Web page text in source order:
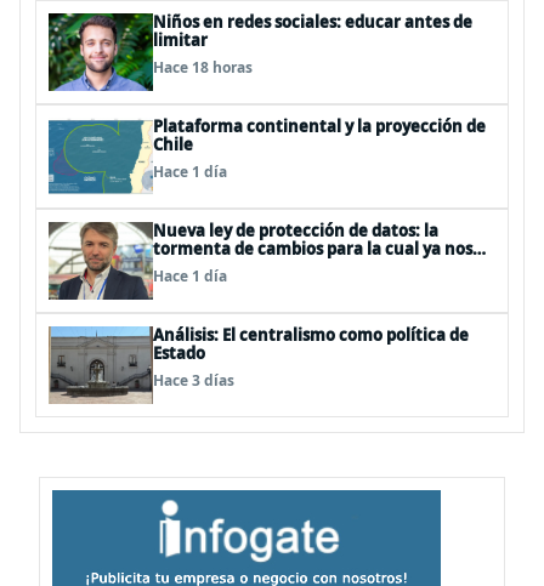
Niños en redes sociales: educar antes de
limitar
Hace 18 horas
Plataforma continental y la proyección de
Chile
Hace 1 día
Nueva ley de protección de datos: la
tormenta de cambios para la cual ya nos
deberíamos estar preparando
Hace 1 día
Análisis: El centralismo como política de
Estado
Hace 3 días